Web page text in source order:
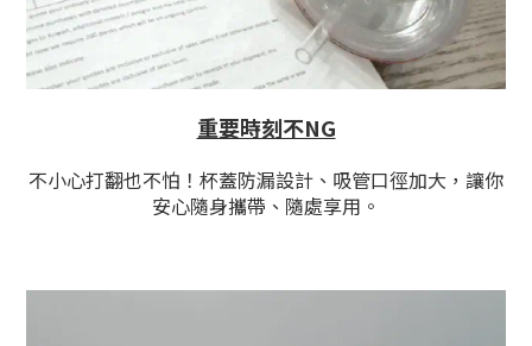
重要時刻不NG
不小心打翻也不怕！杯蓋防漏設計、吸管口徑加大，讓你
安心隨身攜帶、隨處享用。